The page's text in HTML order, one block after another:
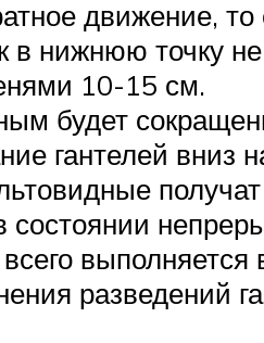
движение, то
в нижнюю точку
10-15 см.
будет
гантелей
состоянии
разведений